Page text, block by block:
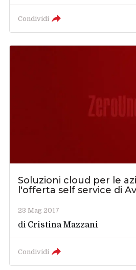
Condividi
Soluzioni cloud per le
l'offerta self service di
23 Mag 2017
di Cristina Mazzani
Condividi